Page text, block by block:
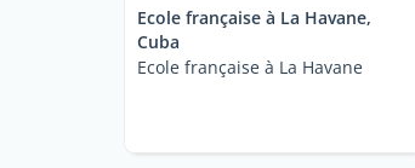
Ecole française à La Havane,
Cuba
Ecole française à La Havane